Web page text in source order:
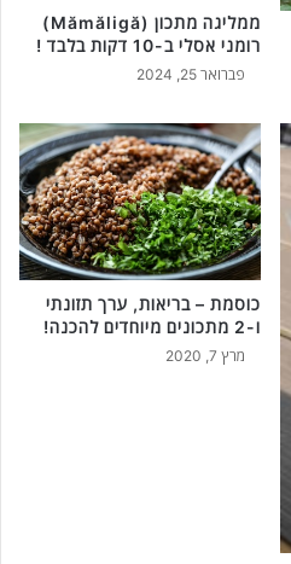
ממליגה מתכון (Mămăligă)
רומני אסלי ב-10 דקות בלבד !
פברואר 25, 2024
כוסמת – בריאות, ערך תזונתי
ו-2 מתכונים מיוחדים להכנה!
מרץ 7, 2020